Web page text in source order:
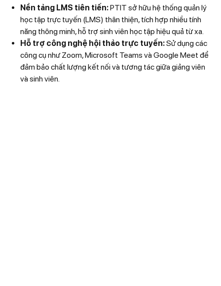
Nền tảng LMS tiên tiến:PTIT sở hữu hệ thống quản lý
học tập trực tuyến (LMS) thân thiện, tích hợp nhiều tính
năng thông minh, hỗ trợ sinh viên học tập hiệu quả từ xa.
Hỗ trợ công nghệ hội thảo trực tuyến:Sử dụng các
công cụ như Zoom, Microsoft Teams và Google Meet để
đảm bảo chất lượng kết nối và tương tác giữa giảng viên
và sinh viên.